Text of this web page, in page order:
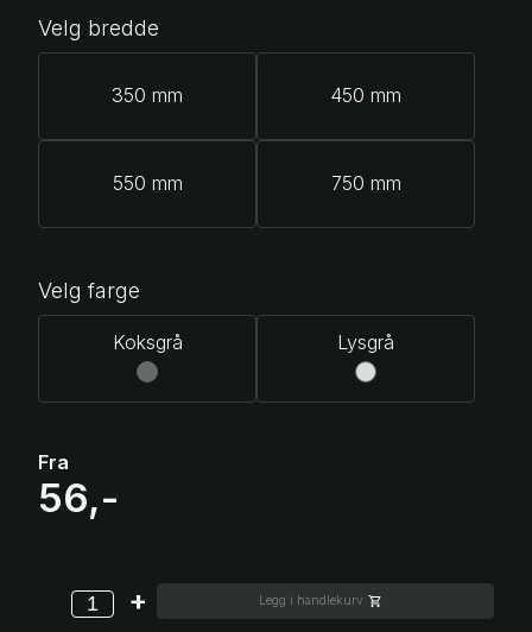
Velg bredde
350 mm 450 mm
550 mm 750 mm
Velg farge
Koksgrå Lysgrå
Fra
56,-
+ Legg i handlekurv